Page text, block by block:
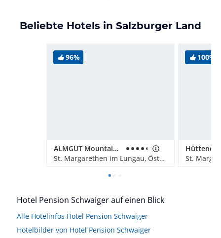
Beliebte Hotels in Salzburger Land
96%
ALMGUT Mountain Wellness Hotel
St. Margarethen im Lungau, Österreich
100%
Hotel Pension Schwaiger auf einen Blick
Alle Hotelinfos Hotel Pension Schwaiger
Hotelbilder von Hotel Pension Schwaiger